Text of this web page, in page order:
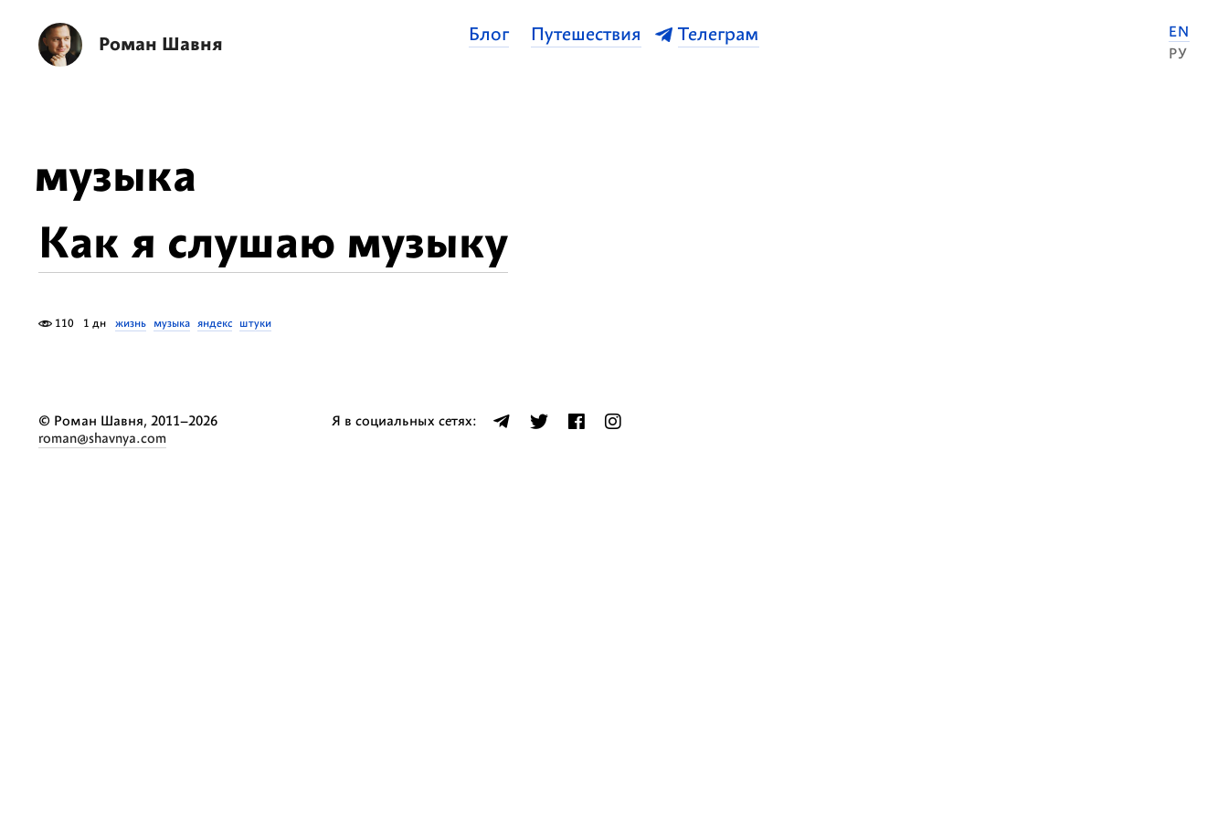
Роман Шавня Блог Путешествия Телеграм
EN
РУ
музыка
Как я слушаю музыку
110 1 дн жизнь музыка яндекс штуки
Я в социальных сетях:
© Роман Шавня, 2011–2026
roman@shavnya.com